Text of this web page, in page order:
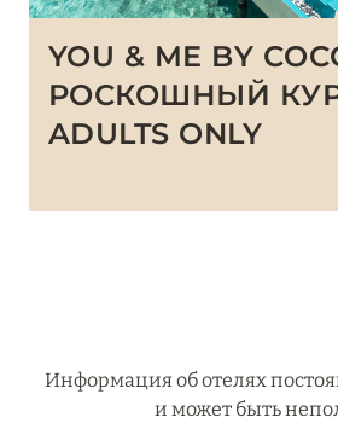
YOU & ME BY
РОСКОШНЫЙ
ADULTS ONLY
Информация об отелях
и может быть